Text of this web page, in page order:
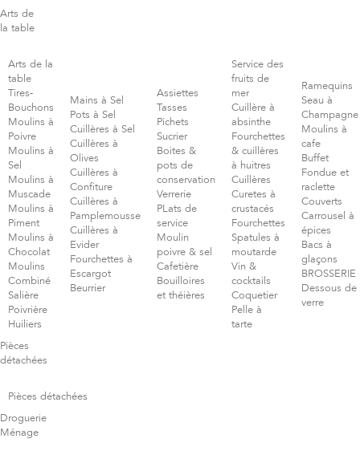
Arts de
la table
Arts de la
table
Tires-
Bouchons
Moulins à
Poivre
Moulins à
Sel
Moulins à
Muscade
Moulins à
Piment
Moulins à
Chocolat
Moulins
Combiné
Salière
Poivrière
Huiliers
Mains à Sel
Pots à Sel
Cuillères à Sel
Cuillères à
Olives
Cuillères à
Confiture
Cuillères à
Pamplemousse
Cuillères à
Evider
Fourchettes à
Escargot
Beurrier
Assiettes
Tasses
Pichets
Sucrier
Boites &
pots de
conservation
Verrerie
PLats de
service
Moulin
poivre & sel
Cafetière
Bouilloires
et théières
Service des
fruits de
mer
Cuillère à
absinthe
Fourchettes
& cuillères
à huitres
Cuillères
Curetes à
crustacés
Fourchettes
Spatules à
moutarde
Vin &
cocktails
Coquetier
Pelle à
tarte
Ramequins
Seau à
Champagne
Moulins à
cafe
Buffet
Fondue et
raclette
Couverts
Carrousel à
épices
Bacs à
glaçons
BROSSERIE
Dessous de
verre
Pièces
détachées
Pièces détachées
Droguerie
Ménage